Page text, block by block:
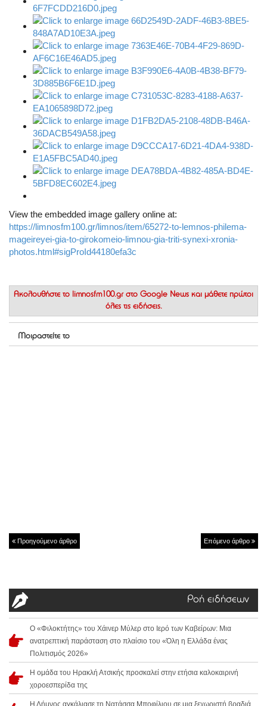
View the embedded image gallery online at:
https://limnosfm100.gr/limnos/item/65272-to-lemnos-philema-
mageireyei-gia-to-girokomeio-limnou-gia-triti-synexi-xronia-
photos.html#sigProId44180efa3c
Ακολουθήστε το limnosfm100.gr στο Google News και μάθετε πρώτοι
όλες τις ειδήσεις.
Μοιραστείτε το
Προηγούμενο άρθρο Επόμενο άρθρο
Ροή ειδήσεων
Ο «Φιλοκτήτης» του Χάινερ Μύλερ στο Ιερό των Καβείρων: Μια
ανατρεπτική παράσταση στο πλαίσιο του «Όλη η Ελλάδα ένας
Πολιτισμός 2026»
Η ομάδα του Ηρακλή Ατσικής προσκαλεί στην ετήσια καλοκαιρινή
χοροεσπερίδα της